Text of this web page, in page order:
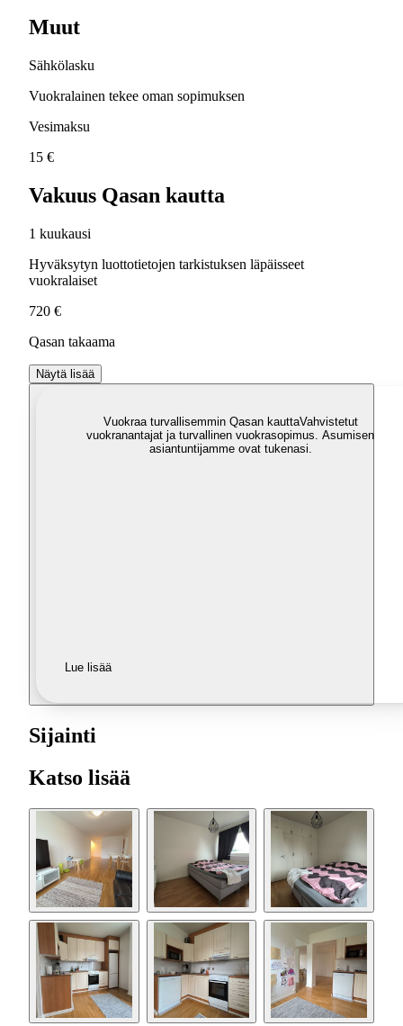
Muut
Sähkölasku
Vuokralainen tekee oman sopimuksen
Vesimaksu
15 €
Vakuus Qasan kautta
1 kuukausi
Hyväksytyn luottotietojen tarkistuksen läpäisseet
vuokralaiset
720 €
Qasan takaama
Näytä lisää
Vuokraa turvallisemmin Qasan kauttaVahvistetut
vuokranantajat ja turvallinen vuokrasopimus. Asumisen
asiantuntijamme ovat tukenasi.
Lue lisää
Sijainti
Katso lisää